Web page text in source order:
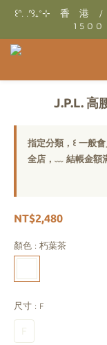
꒰ᐢ. .ᐢ꒱₊˚⊹　結　
꒰ᐢ. .ᐢ꒱₊˚⊹　香　港
1 5 0 0
꒰ᐢ. .ᐢ꒱₊˚⊹　結　
J.P.L. 高
指定分類，꒰ 一般
全店，﹏ 結帳金
NT$2,480
顏色 : 朽葉茶
尺寸 : F
F